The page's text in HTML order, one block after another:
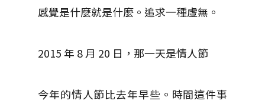
感覺是什麼就是什麼。追求一種虛無。
2015 年 8 月 20 日，那一天是情人節
今年的情人節比去年早些。時間這件事